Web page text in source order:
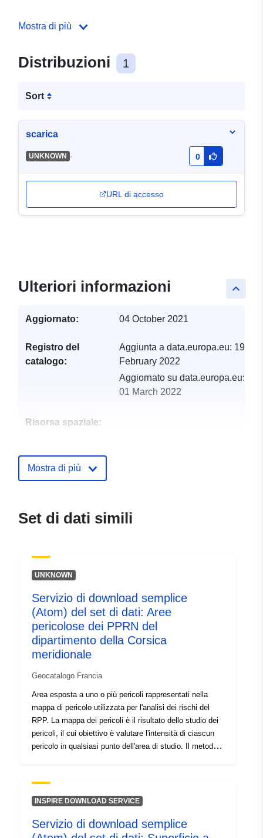
Mostra di più
Distribuzioni 1
Sort
scarica
UNKNOWN - 0
URL di accesso
keyboard_arrow_up
Ulteriori informazioni
Aggiornato: 04 October 2021
Registro del
catalogo:
Aggiunta a data.europa.eu: 19
February 2022
Aggiornato su data.europa.eu:
01 March 2022
Risorsa spaziale:
99b09ba35d65
Tipo:
Risorsa:
http://inspire.ec.europa.eu/
codelist/SpatialDataServiceType/
Mostra di più
Set di dati simili
UNKNOWN
Servizio di download semplice
(Atom) del set di dati: Aree
pericolose dei PPRN del
dipartimento della Corsica
meridionale
Geocatalogo Francia
Area esposta a uno o più pericoli rappresentati nella
mappa di pericolo utilizzata per l'analisi dei rischi del
RPP. La mappa dei pericoli è il risultato dello studio dei
pericoli, il cui obiettivo è valutare l'intensità di ciascun
pericolo in qualsiasi punto dell'area di studio. Il metodo
di studio che costituiscono una zonizzazione graduata in
funzione del livello di pericolo. L'assegnazione di un
tiene conto della probabilità di verificarsi del fenomeno
INSPIRE DOWNLOAD SERVICE
Servizio di download semplice